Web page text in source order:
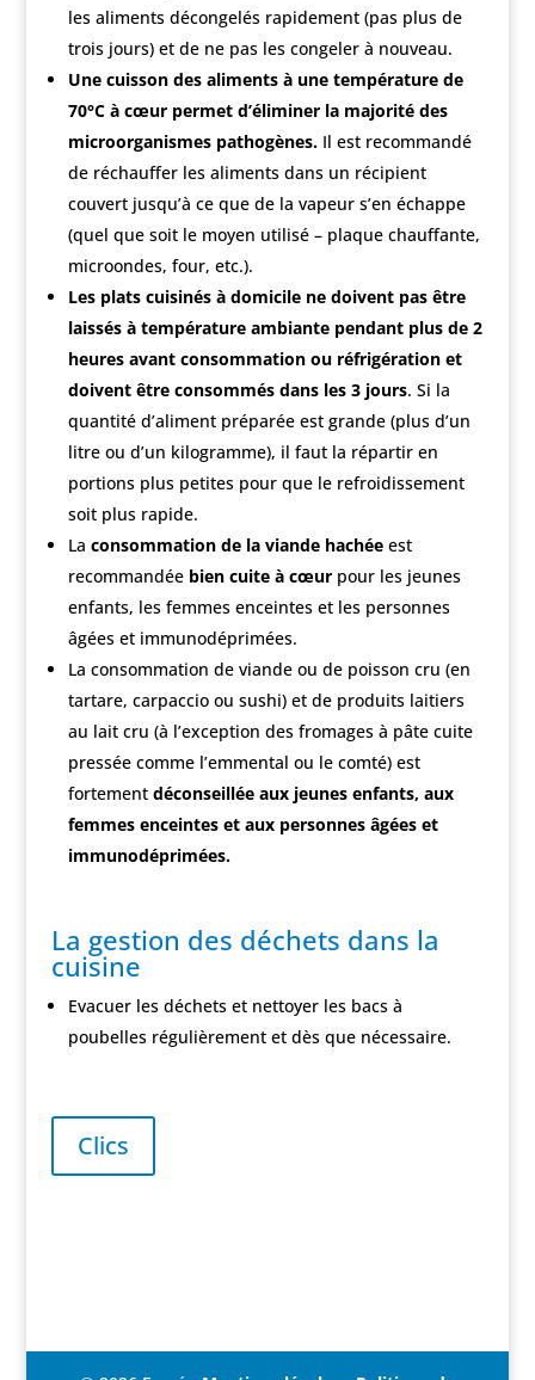
les aliments décongelés rapidement (pas plus de
trois jours) et de ne pas les congeler à nouveau.
Une cuisson des aliments à une température de
70°C à cœur permet d’éliminer la majorité des
microorganismes pathogènes. Il est recommandé
de réchauffer les aliments dans un récipient
couvert jusqu’à ce que de la vapeur s’en échappe
(quel que soit le moyen utilisé – plaque chauffante,
microondes, four, etc.).
Les plats cuisinés à domicile ne doivent pas être
laissés à température ambiante pendant plus de 2
heures avant consommation ou réfrigération et
doivent être consommés dans les 3 jours. Si la
quantité d’aliment préparée est grande (plus d’un
litre ou d’un kilogramme), il faut la répartir en
portions plus petites pour que le refroidissement
soit plus rapide.
La consommation de la viande hachée est
recommandée bien cuite à cœur pour les jeunes
enfants, les femmes enceintes et les personnes
âgées et immunodéprimées.
La consommation de viande ou de poisson cru (en
tartare, carpaccio ou sushi) et de produits laitiers
au lait cru (à l’exception des fromages à pâte cuite
pressée comme l’emmental ou le comté) est
fortement déconseillée aux jeunes enfants, aux
femmes enceintes et aux personnes âgées et
immunodéprimées.
La gestion des déchets dans la
cuisine
Evacuer les déchets et nettoyer les bacs à
poubelles régulièrement et dès que nécessaire.
Clics